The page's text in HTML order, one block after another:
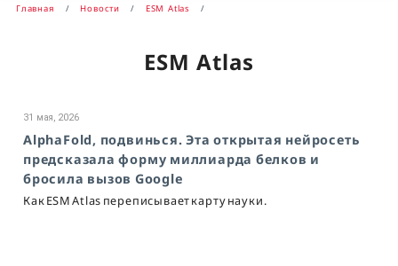
Главная Новости ESM Atlas
ESM Atlas
31 мая, 2026
AlphaFold, подвинься. Эта открытая нейросеть
предсказала форму миллиарда белков и
бросила вызов Google
Как ESM Atlas переписывает карту науки.